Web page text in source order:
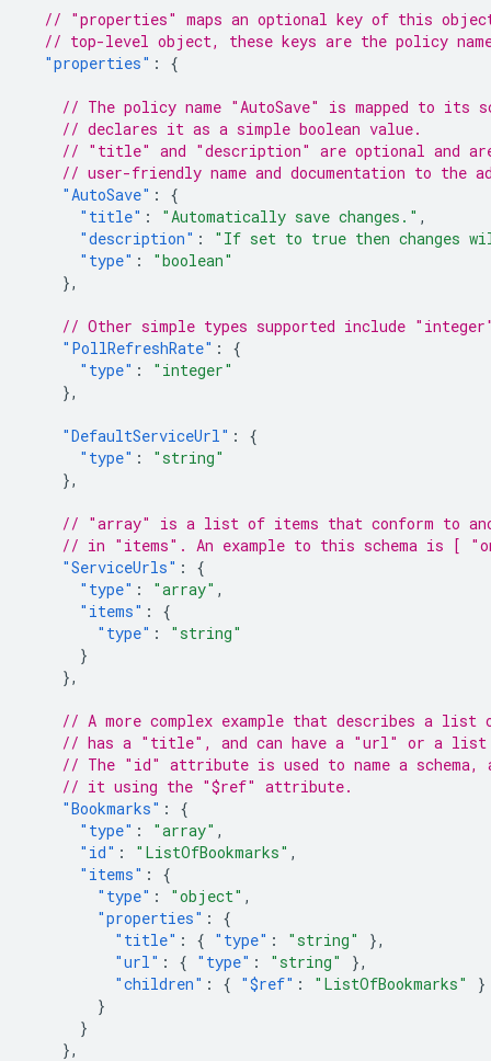
// "properties" maps an optional key of this
// top-level object, these keys are the policy
"properties" : {
// The policy name "AutoSave" is mapped to its
// declares it as a simple boolean value.
// "title" and "description" are optional and are
// user-friendly name and documentation to the
"AutoSave" :
{
"title" : "Automatically save changes." ,
"description" :
"If set to true then changes
"type" :
"boolean"
},
// Other simple types supported include
"PollRefreshRate" :
{
"type" :
"integer"
},
"DefaultServiceUrl" :
{
"type" :
"string"
},
// "array" is a list of items that conform to
// in "items". An example to this schema is [
"ServiceUrls" :
{
"type" : "array" ,
"items" :
{
"type" :
"string"
}
},
// A more complex example that describes a list
// has a "title", and can have a "url" or a list
// The "id" attribute is used to name a schema,
// it using the "$ref" attribute.
"Bookmarks" :
{
"type" : "array" ,
"id" : "ListOfBookmarks" ,
"items" :
{
"type" : "object" ,
"properties" :
{
"title" : { "type" : "string"
},
"url" : { "type" : "string"
},
"children" : { "$ref" : "ListOfBookmarks"
}
}
}
},